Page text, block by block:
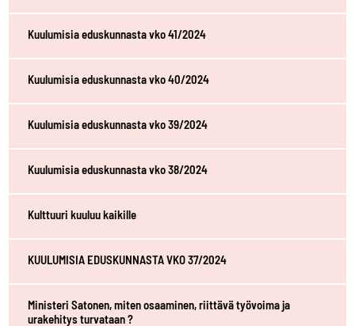
Kuulumisia eduskunnasta vko 41/2024
Kuulumisia eduskunnasta vko 40/2024
Kuulumisia eduskunnasta vko 39/2024
Kuulumisia eduskunnasta vko 38/2024
Kulttuuri kuuluu kaikille
KUULUMISIA EDUSKUNNASTA VKO 37/2024
Ministeri Satonen, miten osaaminen, riittävä työvoima ja
urakehitys turvataan ?